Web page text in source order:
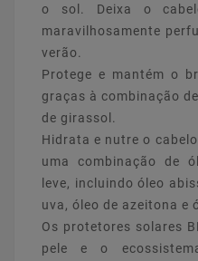
o sol. Deixa o
maravilhosamente
verão.
Protege e mantém o
graças à combinação
de girassol.
Hidrata e nutre o
uma combinação de
leve, incluindo óleo
uva, óleo de azeitona e
Os protetores solares
pele e o